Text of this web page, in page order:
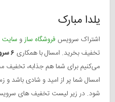
یلدا مبارک
اشتراک سرویس فروشگاه سازو سایت
تخفیف بخرید. امسال با همکاری ۶ سرویس فوق العاده
می‌کنیم برای شما هم جذابه، تخفیف
امسال شما پر از امید و شادی باشد و
شود. در زیر لیست تخفیف های